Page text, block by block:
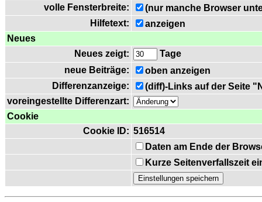
volle Fensterbreite:
(nur manche Browser
Hilfetext:
anzeigen
Neues
Neues zeigt:
Tage
neue Beiträge:
oben anzeigen
Differenzanzeige:
(diff)-Links auf der Seite
voreingestellte Differenzart:
Cookie
Cookie ID: 516514
Daten am Ende der
Kurze Seitenverfallszeit